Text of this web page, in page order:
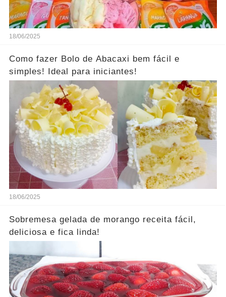
18/06/2025
Como fazer Bolo de Abacaxi bem fácil e
simples! Ideal para iniciantes!
18/06/2025
Sobremesa gelada de morango receita fácil,
deliciosa e fica linda!